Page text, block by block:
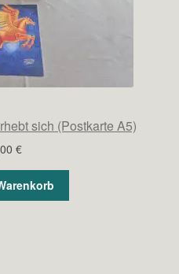
sich (Postkarte A5)
€